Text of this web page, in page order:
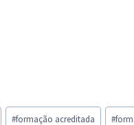
#formação acreditada #